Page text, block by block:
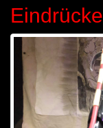
Eindrücke